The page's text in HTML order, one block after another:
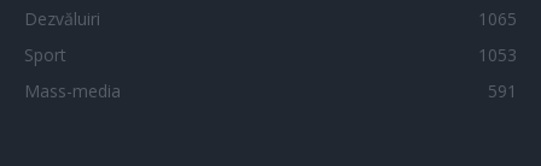
Dezvăluiri
1065
Sport
1053
Mass-media
591